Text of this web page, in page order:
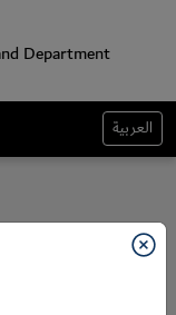
العربية